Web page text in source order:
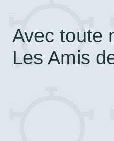
Avec toute
Les Amis